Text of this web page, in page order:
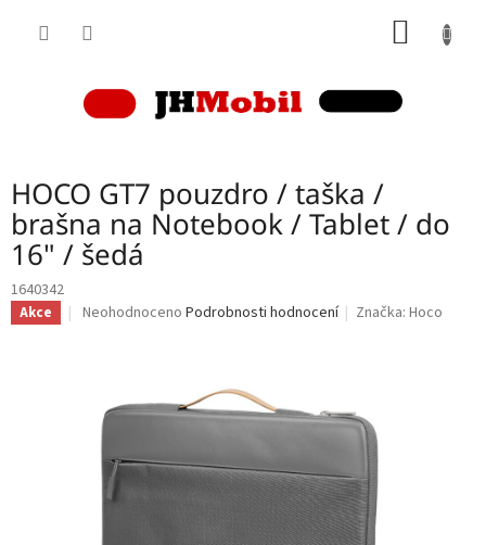
HOCO GT7 pouzdro / taška /
brašna na Notebook / Tablet / do
16" / šedá
1640342
Akce
Průměrné
hvězdiček.
Neohodnoceno Podrobnosti hodnocení Značka:Hoco